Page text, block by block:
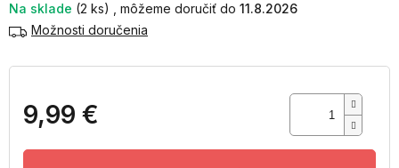
Na sklade (2 ks)
11.8.2026
Možnosti doručenia
9,99 €